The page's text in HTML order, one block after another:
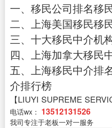
一、移民公司排名移
二、上海美国移民移
三、十大移民中介机
四、上海加拿大移民
五、上海移民中介排
介排行榜
【LIUYI SUPREME
电话wx： 13512131526
我司专注于老板一对一服务